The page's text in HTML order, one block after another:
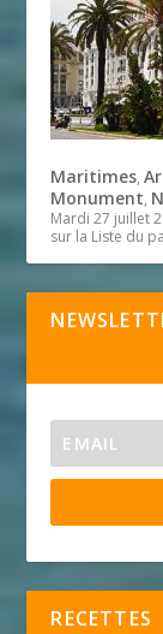
Maritimes,
Monument,
Mardi 27 juillet
sur la Liste du
RECETTES